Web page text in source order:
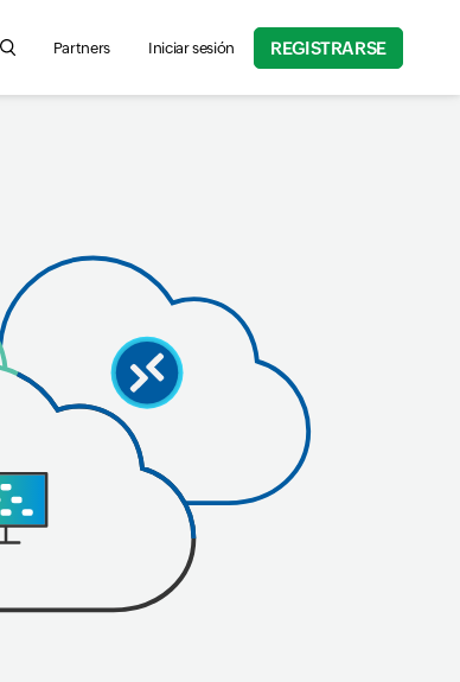
Search for product information, help articles, and
Partners Iniciar sesión REGISTRARSE